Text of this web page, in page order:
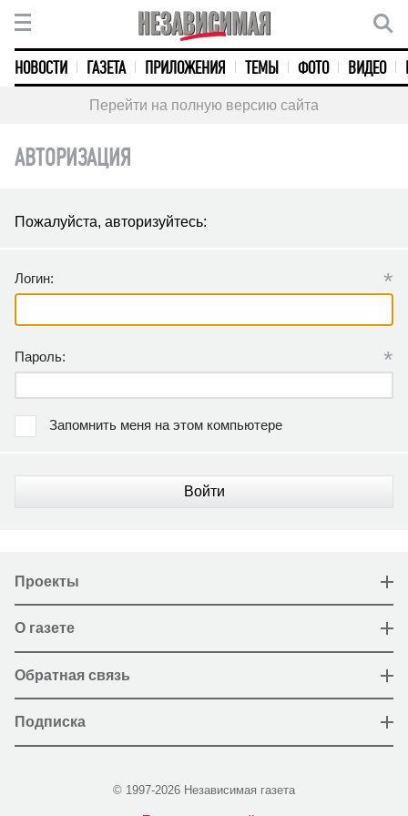
НОВОСТИ ГАЗЕТА ПРИЛОЖЕНИЯ ТЕМЫ ФОТО ВИДЕО
Перейти на полную версию сайта
АВТОРИЗАЦИЯ
Пожалуйста, авторизуйтесь:
Логин: *
Пароль: *
Запомнить меня на этом компьютере
Войти
Проекты
О газете
Обратная связь
Подписка
© 1997-2026 Независимая газета